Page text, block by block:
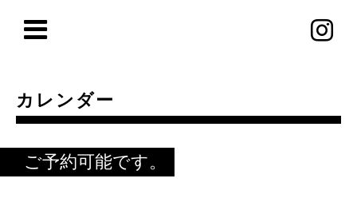
カレンダー
ご予約可能です。